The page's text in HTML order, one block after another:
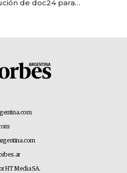
de doc24 para
HT Media SA.